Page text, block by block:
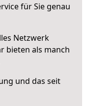
für Sie genau
Netzwerk
bieten als manch
und das seit